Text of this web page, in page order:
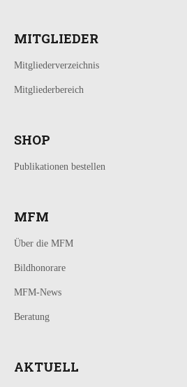
MITGLIEDER
Mitgliederverzeichnis
Mitgliederbereich
SHOP
Publikationen bestellen
MFM
Über die MFM
Bildhonorare
MFM-News
Beratung
AKTUELL